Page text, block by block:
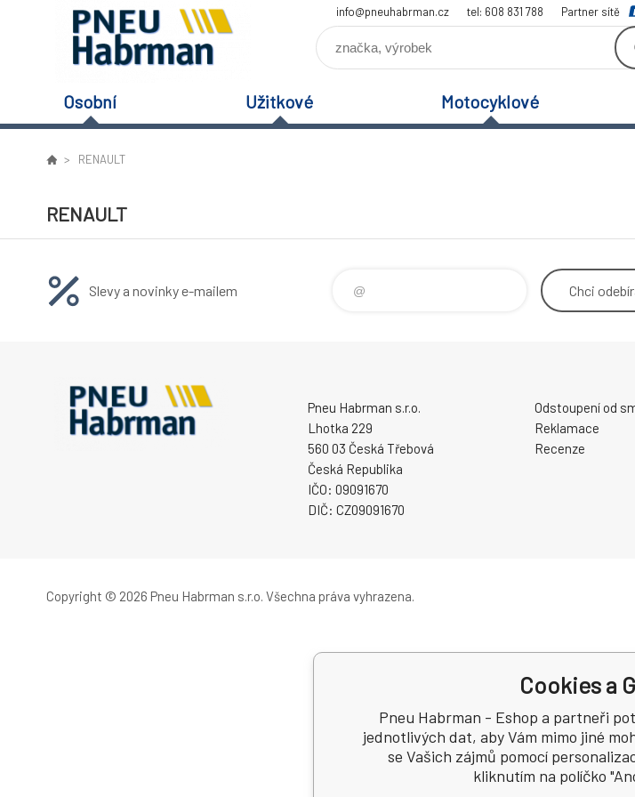
info@pneuhabrman.cz tel: 608 831 788 Partner sítě
Osobní Užitkové Motocyklové
RENAULT
RENAULT
Slevy a novinky e-mailem Chci
Pneu Habrman s.r.o.
Lhotka 229
560 03 Česká Třebová
Česká Republika
IČO: 09091670
DIČ: CZ09091670
Odstoupení od
Reklamace
Recenze
Copyright © 2026 Pneu Habrman s.r.o. Všechna práva vyhrazena.
Cookies a
Pneu Habrman - Eshop a partneři
jednotlivých dat, aby Vám mimo jiné
se Vašich zájmů pomocí
kliknutím na políčko